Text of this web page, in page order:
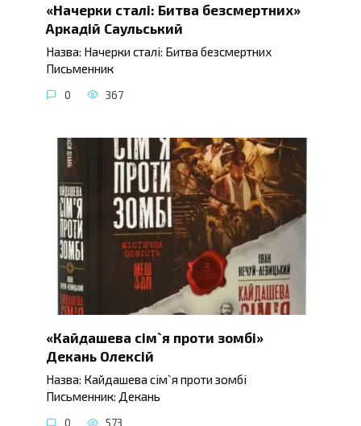
«Начерки сталі: Битва безсмертних»
Аркадій Саульський
Назва: Начерки сталі: Битва безсмертних
Письменник
0 367
«Кайдашева сім`я проти зомбі»
Декань Олексій
Назва: Кайдашева сім`я проти зомбі
Письменник: Декань
0 573